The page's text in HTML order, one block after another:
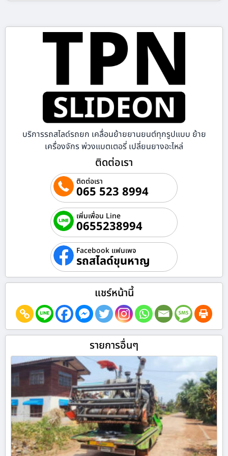
บริการรถสไลด์รถยก เคลื่อนย้ายยานยนต์ทุกรูปแบบ ย้าย
เครื่องจักร พ่วงแบตเตอรี่ เปลี่ยนยางอะไหล่
ติดต่อเรา
ติดต่อเรา
065 523 8994
เพิ่มเพื่อน Line
0655238994
Facebook แฟนเพจ
รถสไลด์ขุนหาญ
แชร์หน้านี้
รายการอื่นๆ